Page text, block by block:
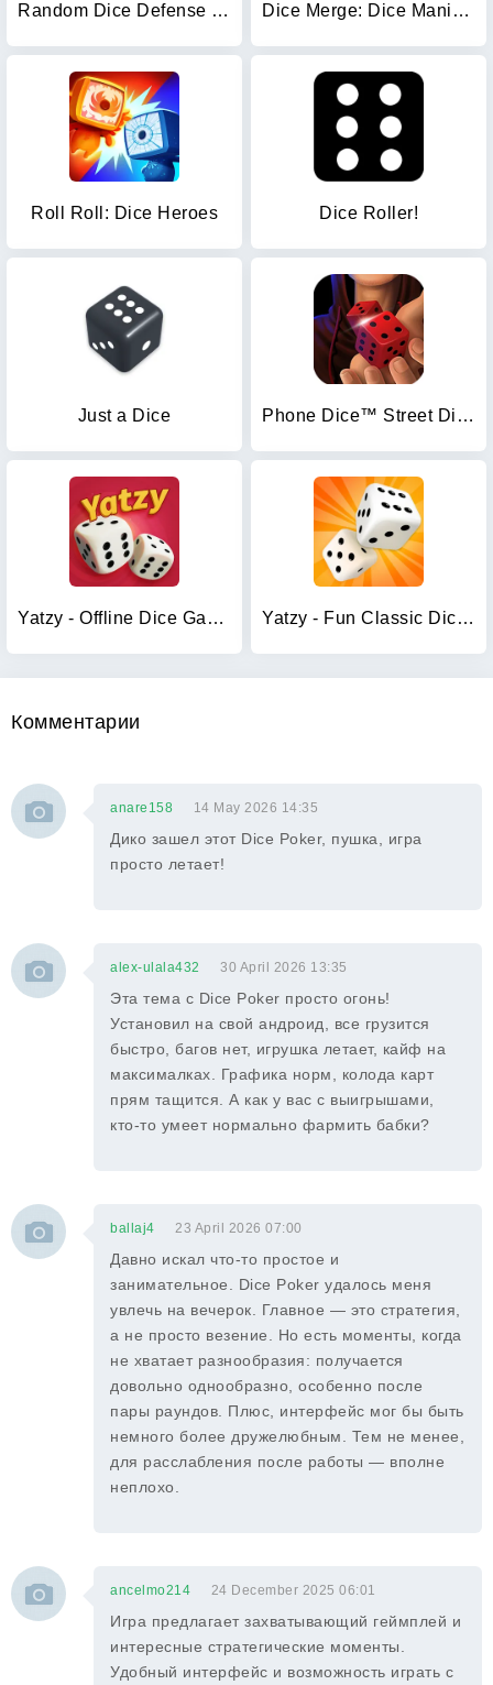
Random Dice Defense : PvP TD Dice Merge: Dice Mania Game
Roll Roll: Dice Heroes Dice Roller!
Just a Dice Phone Dice™ Street Dice Game
Yatzy - Offline Dice Games Yatzy - Fun Classic Dice Game
Комментарии
anare158 14 May 2026 14:35
Дико зашел этот Dice Poker, пушка, игра
просто летает!
alex-ulala432 30 April 2026 13:35
Эта тема с Dice Poker просто огонь!
Установил на свой андроид, все грузится
быстро, багов нет, игрушка летает, кайф на
максималках. Графика норм, колода карт
прям тащится. А как у вас с выигрышами,
кто-то умеет нормально фармить бабки?
ballaj4 23 April 2026 07:00
Давно искал что-то простое и
занимательное. Dice Poker удалось меня
увлечь на вечерок. Главное — это стратегия,
а не просто везение. Но есть моменты, когда
не хватает разнообразия: получается
довольно однообразно, особенно после
пары раундов. Плюс, интерфейс мог бы быть
немного более дружелюбным. Тем не менее,
для расслабления после работы — вполне
неплохо.
ancelmo214 24 December 2025 06:01
Игра предлагает захватывающий геймплей и
интересные стратегические моменты.
Удобный интерфейс и возможность играть с